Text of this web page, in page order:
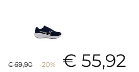
€ 69,90 -20% € 55,92